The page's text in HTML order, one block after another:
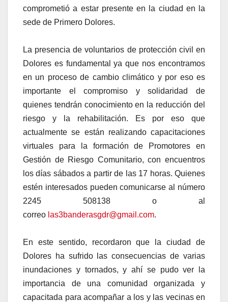
comprometió a estar presente en la ciudad en la
sede de Primero Dolores.
La presencia de voluntarios de protección civil en
Dolores es fundamental ya que nos encontramos
en un proceso de cambio climático y por eso es
importante el compromiso y solidaridad de
quienes tendrán conocimiento en la reducción del
riesgo y la rehabilitación. Es por eso que
actualmente se están realizando capacitaciones
virtuales para la formación de Promotores en
Gestión de Riesgo Comunitario, con encuentros
los días sábados a partir de las 17 horas. Quienes
estén interesados pueden comunicarse al número
2245 508138 o al
correo las3banderasgdr@gmail.com.
En este sentido, recordaron que la ciudad de
Dolores ha sufrido las consecuencias de varias
inundaciones y tornados, y ahí se pudo ver la
importancia de una comunidad organizada y
capacitada para acompañar a los y las vecinas en